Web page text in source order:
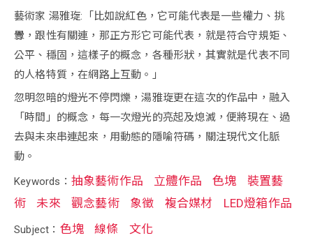
藝術家 湯雅琁:「比如說紅色，它可能代表是一些權力、挑
釁，跟性有關連，那正方形它可能代表，就是符合守規矩、
公平、穩固，這樣子的概念，各種形狀，其實就是代表不同
的人格特質，在網路上互動。」
忽明忽暗的燈光不停閃爍，湯雅琁更在這次的作品中，融入
「時間」的概念，每一次燈光的亮起及熄滅，便將現在、過
去與未來串連起來，用動態的隱喻符碼，關注現代文化脈
動。
Keywords： 抽象藝術作品 立體作品 色塊
裝置藝
術
未來 觀念藝術 象徵 複合媒材 LED燈箱作品
Subject： 色塊 線條 文化